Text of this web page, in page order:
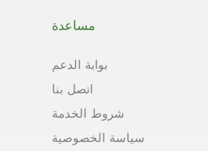
مساعدة
بوابة الدعم
اتصل بنا
شروط الخدمة
سياسة الخصوصية